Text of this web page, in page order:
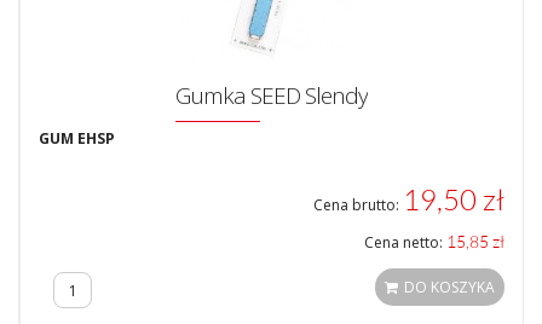
Gumka SEED Slendy
GUM EHSP
Cena brutto: 19,50 zł
Cena netto: 15,85 zł
DO KOSZYKA